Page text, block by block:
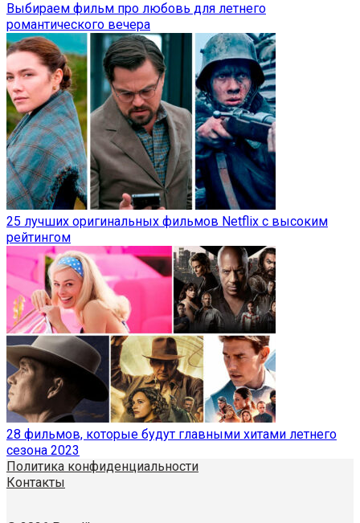
Выбираем фильм про любовь для летнего
романтического вечера
25 лучших оригинальных фильмов Netflix с высоким
рейтингом
28 фильмов, которые будут главными хитами летнего
сезона 2023
Политика конфиденциальности
Контакты